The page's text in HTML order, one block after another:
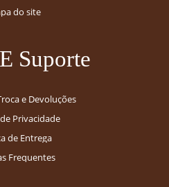
do site
Suporte
e Devoluções
Privacidade
de Entrega
Frequentes